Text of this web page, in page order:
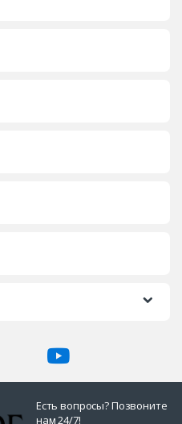
Есть вопросы? Позвоните
нам 24/7!